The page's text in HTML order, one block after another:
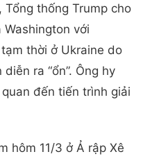
thống Trump cho
với
thời ở Ukraine do
ra “ổn”. Ông hy
đến tiến trình giải
hôm 11/3 ở Ả rập Xê